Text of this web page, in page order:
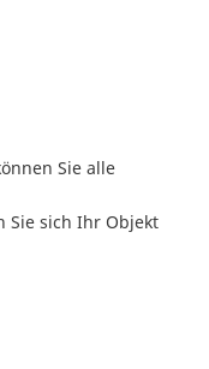
Sie alle
Sie sich Ihr Objekt